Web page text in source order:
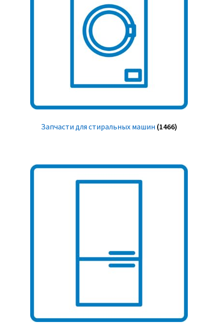
Запчасти для стиральных машин (1466)